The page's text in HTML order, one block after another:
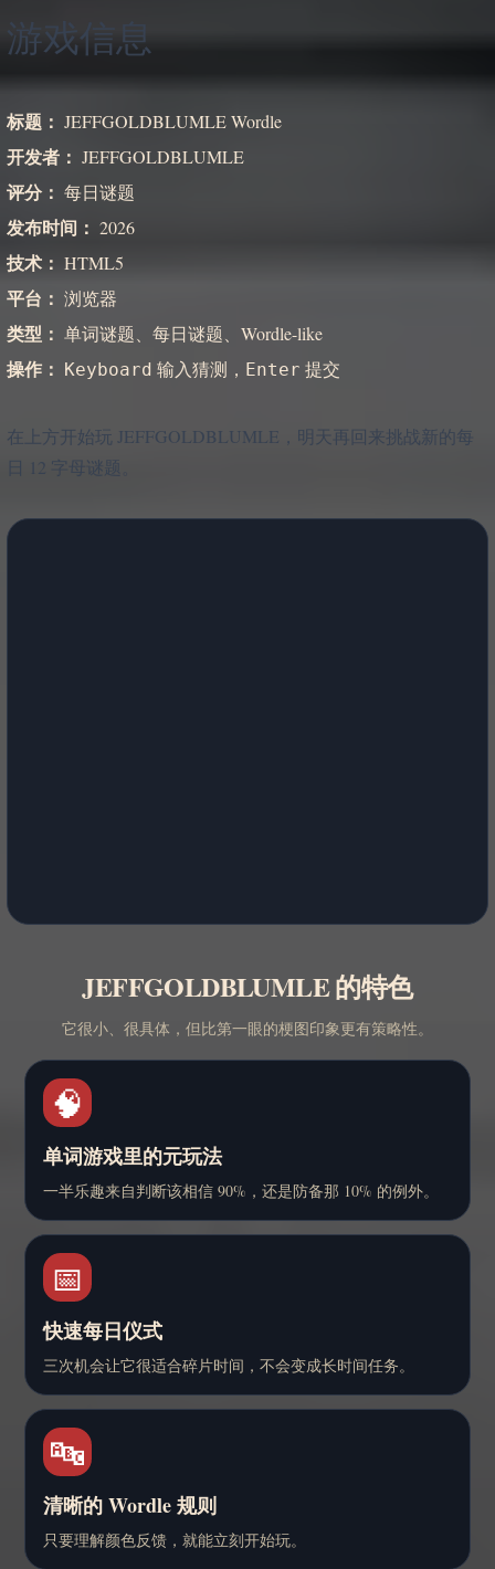
游戏信息
标题： JEFFGOLDBLUMLE Wordle
开发者： JEFFGOLDBLUMLE
评分： 每日谜题
发布时间： 2026
技术： HTML5
平台： 浏览器
类型： 单词谜题、每日谜题、Wordle-like
操作： Keyboard 输入猜测， Enter 提交
在上方开始玩 JEFFGOLDBLUMLE，明天再回来挑战新的每
日 12 字母谜题。
JEFFGOLDBLUMLE 的特色
它很小、很具体，但比第一眼的梗图印象更有策略性。
🧠
单词游戏里的元玩法
一半乐趣来自判断该相信 90%，还是防备那 10% 的例外。
📅
快速每日仪式
三次机会让它很适合碎片时间，不会变成长时间任务。
🔤
清晰的 Wordle 规则
只要理解颜色反馈，就能立刻开始玩。